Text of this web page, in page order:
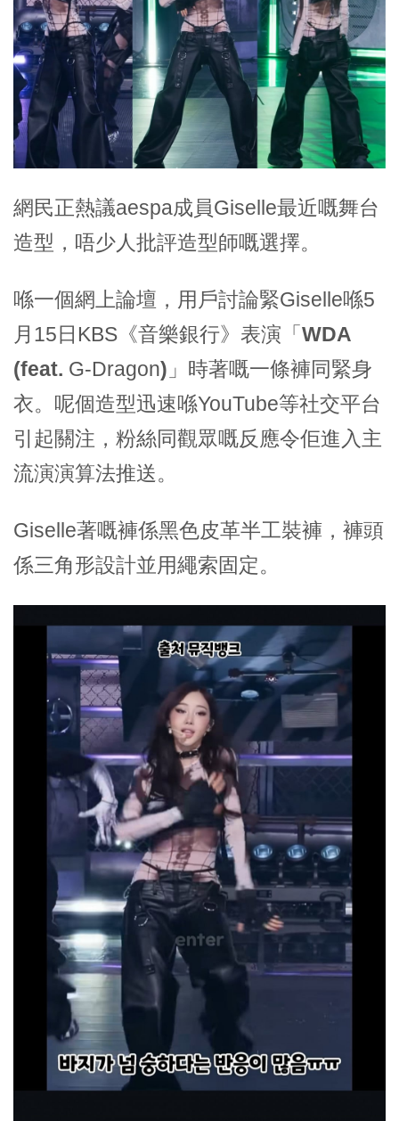
網民正熱議aespa成員Giselle最近嘅舞台
造型，唔少人批評造型師嘅選擇。
喺一個網上論壇，用戶討論緊Giselle喺5
月15日KBS《音樂銀行》表演「WDA
(feat. G-Dragon) 」時著嘅一條褲同緊身
衣。呢個造型迅速喺YouTube等社交平台
引起關注，粉絲同觀眾嘅反應令佢進入主
流演演算法推送。
Giselle著嘅褲係黑色皮革半工裝褲，褲頭
係三角形設計並用繩索固定。